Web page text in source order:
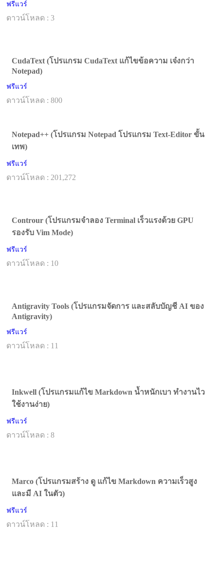
ฟรีแวร์
ดาวน์โหลด : 3
CudaText (โปรแกรม CudaText แก้ไขข้อความ เจ๋งกว่า
Notepad)
ฟรีแวร์
ดาวน์โหลด : 800
Notepad++ (โปรแกรม Notepad โปรแกรม Text-Editor ขั้น
เทพ)
ฟรีแวร์
ดาวน์โหลด : 201,272
Controur (โปรแกรมจำลอง Terminal เร็วแรงด้วย GPU
รองรับ Vim Mode)
ฟรีแวร์
ดาวน์โหลด : 10
Antigravity Tools (โปรแกรมจัดการ และสลับบัญชี AI ของ
Antigravity)
ฟรีแวร์
ดาวน์โหลด : 11
Inkwell (โปรแกรมแก้ไข Markdown น้ำหนักเบา ทำงานไว
ใช้งานง่าย)
ฟรีแวร์
ดาวน์โหลด : 8
Marco (โปรแกรมสร้าง ดู แก้ไข Markdown ความเร็วสูง
และมี AI ในตัว)
ฟรีแวร์
ดาวน์โหลด : 11